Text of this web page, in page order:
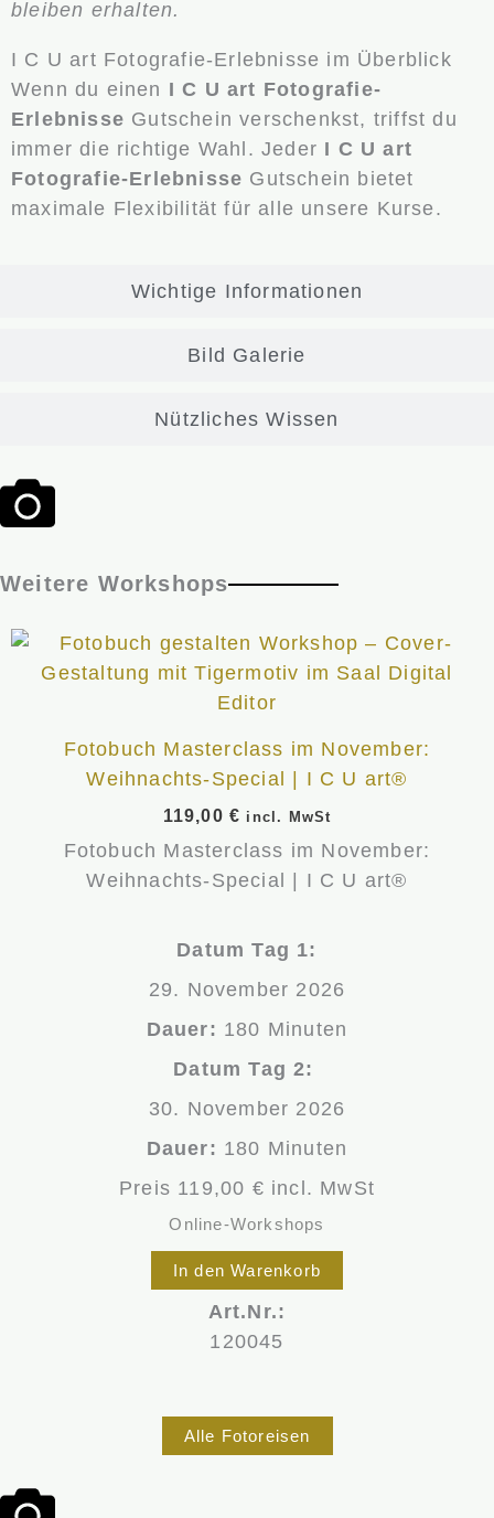
Wichtige Informationen
Bild Galerie
Nützliches Wissen
bleiben erhalten.
I C U art Fotografie-Erlebnisse im Überblick
Wenn du einen I C U art Fotografie-
Erlebnisse Gutschein verschenkst, triffst du
immer die richtige Wahl. Jeder I C U art
Fotografie-Erlebnisse Gutschein bietet
maximale Flexibilität für alle unsere Kurse.
Weitere Workshops
Fotobuch Masterclass im November:
Weihnachts-Special | I C U art®
119,00 € incl. MwSt
Fotobuch Masterclass im November:
Weihnachts-Special | I C U art®
Datum Tag 1:
29. November 2026
Dauer: 180 Minuten
Datum Tag 2:
30. November 2026
Dauer: 180 Minuten
Preis 119,00 € incl. MwSt
Online-Workshops
In den Warenkorb
Art.Nr.:
120045
Alle Fotoreisen